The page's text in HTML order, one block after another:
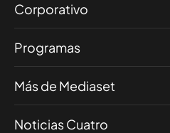
Corporativo
Programas
Más de Mediaset
Noticias Cuatro